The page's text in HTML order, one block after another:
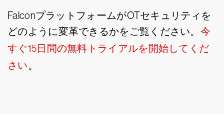
FalconプラットフォームがOTセキュリティを
どのように変革できるかをご覧ください。 今
すぐ15日間の無料トライアルを開始してくだ
さい。